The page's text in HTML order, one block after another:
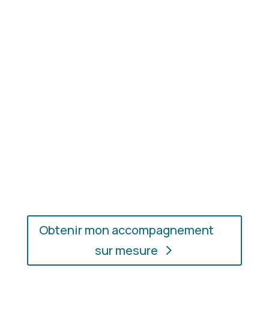
Obtenir mon accompagnement
sur mesure